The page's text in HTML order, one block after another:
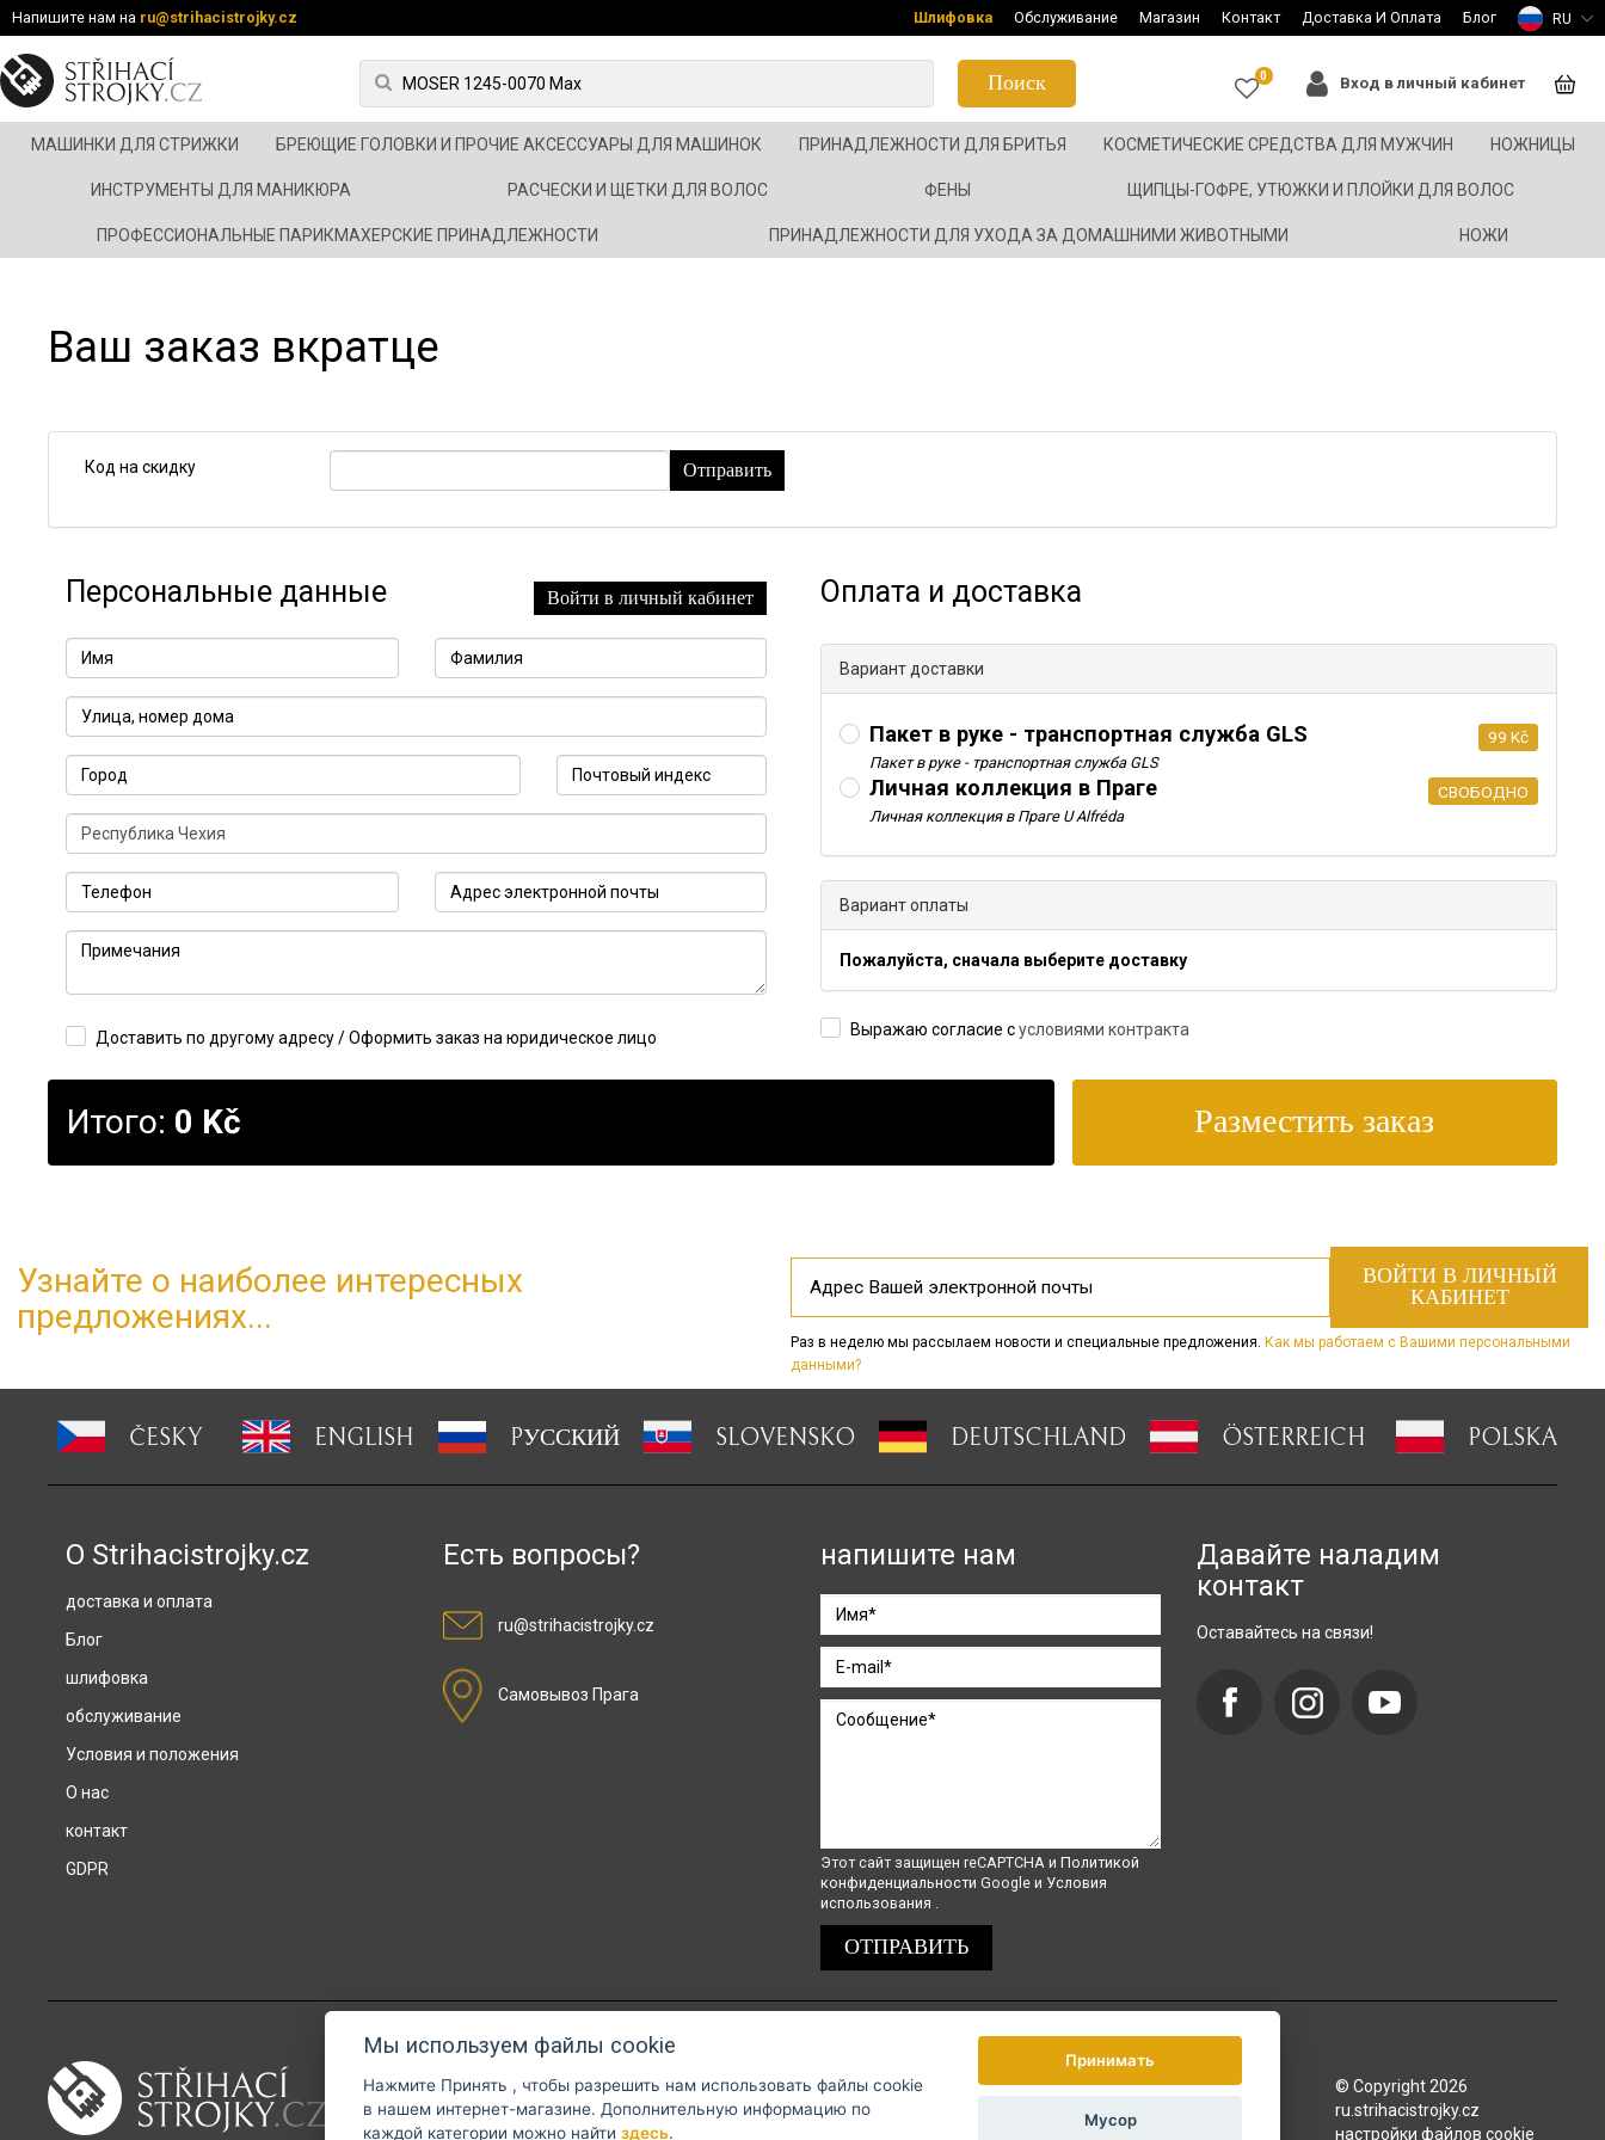
Напишите нам на ru@strihacistrojky.cz Шлифовка Обслуживание Магазин Контакт Доставка И Оплата Блог RU
Поиск 0 Вход в личный кабинет
МАШИНКИ ДЛЯ СТРИЖКИ БРЕЮЩИЕ ГОЛОВКИ И ПРОЧИЕ АКСЕССУАРЫ ДЛЯ МАШИНОК ПРИНАДЛЕЖНОСТИ ДЛЯ БРИТЬЯ КОСМЕТИЧЕСКИЕ СРЕДСТВА ДЛЯ МУЖЧИН НОЖНИЦЫ
ИНСТРУМЕНТЫ ДЛЯ МАНИКЮРА РАСЧЕСКИ И ЩЕТКИ ДЛЯ ВОЛОС ФЕНЫ ЩИПЦЫ-ГОФРЕ, УТЮЖКИ И ПЛОЙКИ ДЛЯ ВОЛОС
ПРОФЕССИОНАЛЬНЫЕ ПАРИКМАХЕРСКИЕ ПРИНАДЛЕЖНОСТИ ПРИНАДЛЕЖНОСТИ ДЛЯ УХОДА ЗА ДОМАШНИМИ ЖИВОТНЫМИ НОЖИ
Ваш заказ вкратце
Код на скидку Отправить
Персональные данные Войти в личный кабинет
Доставить по другому адресу / Оформить заказ на юридическое лицо
Оплата и доставка
Вариант доставки
99 Kč
Пакет в руке - транспортная служба GLS
Пакет в руке - транспортная служба GLS
СВОБОДНО
Личная коллекция в Праге
Личная коллекция в Праге U Alfréda
Вариант оплаты
Пожалуйста, сначала выберите доставку
Выражаю согласие сусловиями контракта
Итого: 0 Kč
Узнайте о наиболее интересных
предложениях...
Раз в неделю мы рассылаем новости и специальные предложения. Как мы работаем с Вашими персональными
данными?
ČESKY ENGLISH PУССКИЙ SLOVENSKO DEUTSCHLAND ÖSTERREICH POLSKA
О Strihacistrojky.cz
доставка и оплата
Блог
шлифовка
обслуживание
Условия и положения
О нас
контакт
GDPR
Есть вопросы?
ru@strihacistrojky.cz
Самовывоз Прага
напишите нам
Этот сайт защищен reCAPTCHA и Политикой
конфиденциальности Google и Условия
использования .
Давайте наладим
контакт
Оставайтесь на связи!
Оплату можно произвести через GoPay
© Copyright 2026
ru.strihacistrojky.cz
настройки файлов cookie
Мы используем файлы cookie
Нажмите Принять , чтобы разрешить нам использовать файлы cookie
в нашем интернет-магазине. Дополнительную информацию по
каждой категории можно найти здесь.
Принимать
Мусор